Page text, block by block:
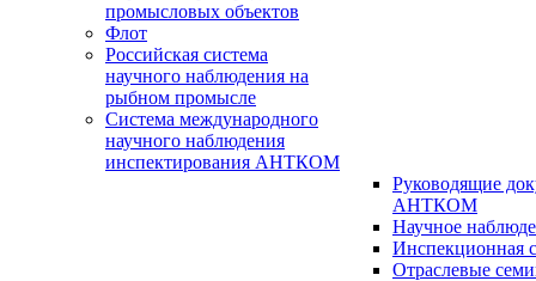
промысловых объектов
Флот
Российская система
научного наблюдения на
рыбном промысле
Система международного
научного наблюдения
инспектирования АНТКОМ
Руководящие
АНТКОМ
Научное
Инспекционная
Отраслевые